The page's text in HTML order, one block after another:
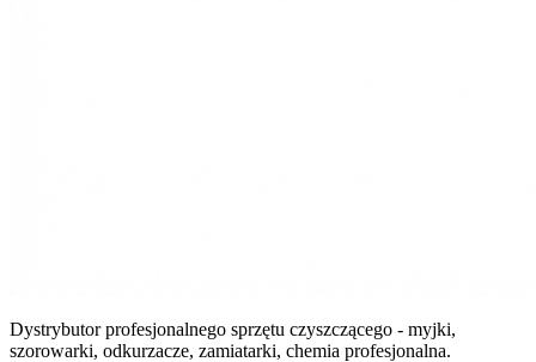
Dystrybutor profesjonalnego sprzętu czyszczącego - myjki,
szorowarki, odkurzacze, zamiatarki, chemia profesjonalna.